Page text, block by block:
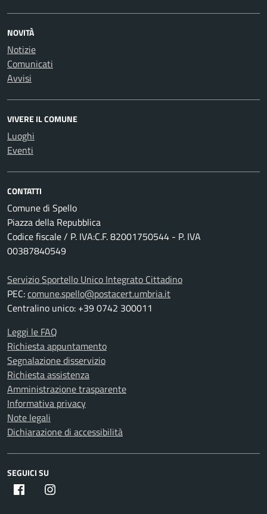
NOVITÀ
Notizie
Comunicati
Avvisi
VIVERE IL COMUNE
Luoghi
Eventi
CONTATTI
Comune di Spello
Piazza della Repubblica
Codice fiscale / P. IVA:C.F. 82001750544 - P. IVA
00387840549
Servizio Sportello Unico Integrato Cittadino
PEC:comune.spello@postacert.umbria.it
Centralino unico: +39 0742 300011
Leggi le FAQ
Richiesta appuntamento
Segnalazione disservizio
Richiesta assistenza
Amministrazione trasparente
Informativa privacy
Note legali
Dichiarazione di accessibilità
SEGUICI SU
Facebook